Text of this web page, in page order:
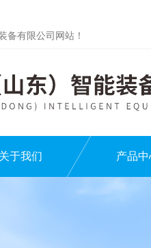
备有限公司网站！
关于我们 产品中